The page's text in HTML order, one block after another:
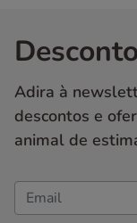
Adira à
descontos e
animal de